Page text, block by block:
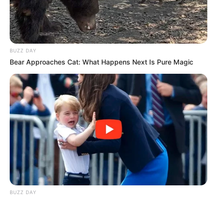
00:17 / 07 Avqust 2026 SİYASƏT
Prezidentdən AZAL-la bağlı -Fərman
117
BUZZ DAY
Bear Approaches Cat: What Happens Next Is Pure Magic
BUZZ DAY